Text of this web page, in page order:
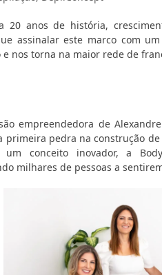
20 anos de história,
assinalar este marco com
e nos torna na maior rede de
empreendedora de
primeira pedra na construção
conceito inovador, a
milhares de pessoas a